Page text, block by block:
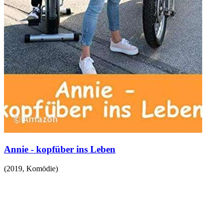
Annie - kopfüber ins Leben
(2019, Komödie)